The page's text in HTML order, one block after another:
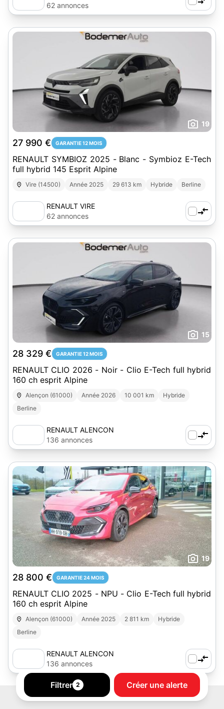
62 annonces
19
27 990 € GARANTIE 12 MOIS
RENAULT SYMBIOZ 2025 - Blanc - Symbioz E-Tech
full hybrid 145 Esprit Alpine
Vire (14500) Année 2025 29 613 km Hybride Berline
RENAULT VIRE
62 annonces
15
28 329 € GARANTIE 12 MOIS
RENAULT CLIO 2026 - Noir - Clio E-Tech full hybrid
160 ch esprit Alpine
Alençon (61000) Année 2026 10 001 km
Hybride
Berline
RENAULT ALENCON
136 annonces
19
28 800 € GARANTIE 24 MOIS
RENAULT CLIO 2025 - NPU - Clio E-Tech full hybrid
160 ch esprit Alpine
Alençon (61000) Année 2025 2 811 km
Hybride
Berline
RENAULT ALENCON
136 annonces
Filtrer 2 Créer une alerte